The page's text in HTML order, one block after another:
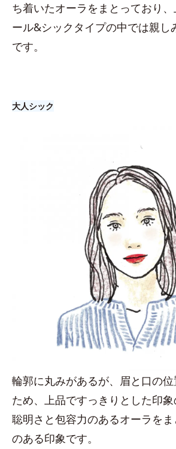
ち着いたオーラをまとっており
ール&シックタイプの中では親し
です。
大人シック
輪郭に丸みがあるが、眉と口の
ため、上品ですっきりとした印象
聡明さと包容力のあるオーラを
のある印象です。